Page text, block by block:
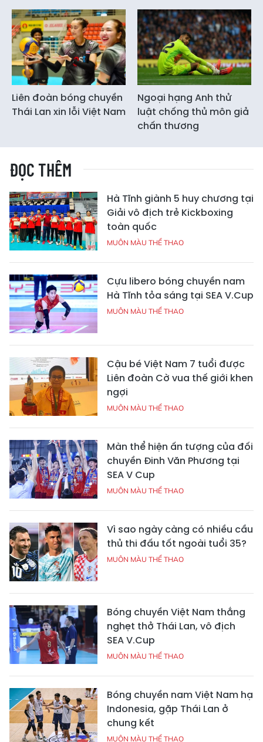
Liên đoàn bóng chuyền
Thái Lan xin lỗi Việt Nam
Ngoại hạng Anh thử
luật chống thủ môn giả
chấn thương
ĐỌC THÊM
Hà Tĩnh giành 5 huy chương tại
Giải vô địch trẻ Kickboxing
toàn quốc
MUÔN MÀU THỂ THAO
Cựu libero bóng chuyền nam
Hà Tĩnh tỏa sáng tại SEA V.Cup
MUÔN MÀU THỂ THAO
Cậu bé Việt Nam 7 tuổi được
Liên đoàn Cờ vua thế giới khen
ngợi
MUÔN MÀU THỂ THAO
Màn thể hiện ấn tượng của đối
chuyền Đinh Văn Phương tại
SEA V Cup
MUÔN MÀU THỂ THAO
Vì sao ngày càng có nhiều cầu
thủ thi đấu tốt ngoài tuổi 35?
MUÔN MÀU THỂ THAO
Bóng chuyền Việt Nam thắng
nghẹt thở Thái Lan, vô địch
SEA V.Cup
MUÔN MÀU THỂ THAO
Bóng chuyền nam Việt Nam hạ
Indonesia, gặp Thái Lan ở
chung kết
MUÔN MÀU THỂ THAO